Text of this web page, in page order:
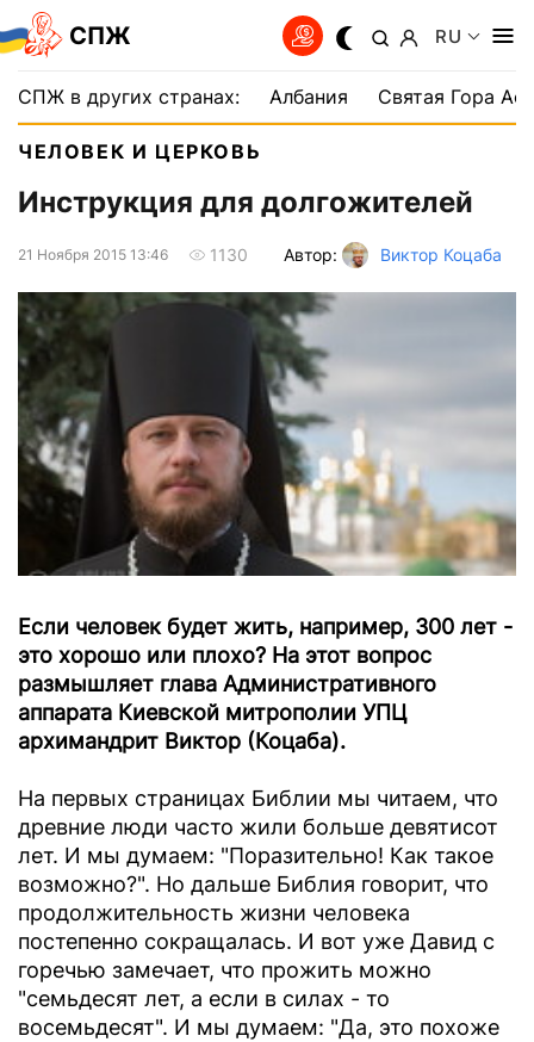
СПЖ RU
СПЖ в других странах: Албания Святая Гора
ЧЕЛОВЕК И ЦЕРКОВЬ
Инструкция для долгожителей
21 Ноября 2015 13:46 1130 Автор: Виктор Коцаба
Если человек будет жить, например, 300 лет -
это хорошо или плохо? На этот вопрос
размышляет глава Административного
аппарата Киевской митрополии УПЦ
архимандрит Виктор (Коцаба).
На первых страницах Библии мы читаем, что
древние люди часто жили больше девятисот
лет. И мы думаем: "Поразительно! Как такое
возможно?". Но дальше Библия говорит, что
продолжительность жизни человека
постепенно сокращалась. И вот уже Давид с
горечью замечает, что прожить можно
"семьдесят лет, а если в силах - то
восемьдесят". И мы думаем: "Да, это похоже